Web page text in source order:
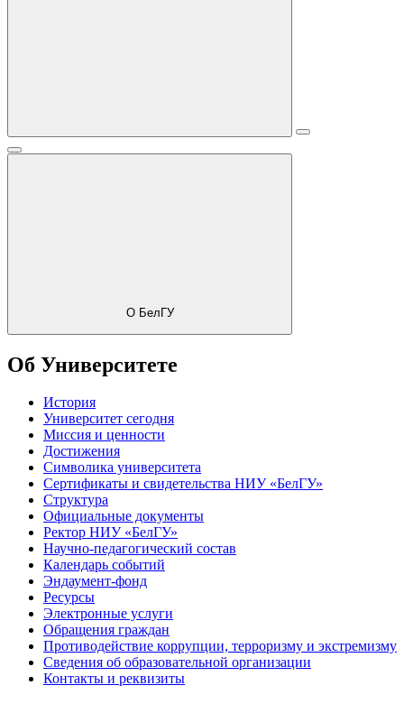
О БелГУ
Об Университете
История
Университет сегодня
Миссия и ценности
Достижения
Символика университета
Сертификаты и свидетельства НИУ «БелГУ»
Структура
Официальные документы
Ректор НИУ «БелГУ»
Научно-педагогический состав
Календарь событий
Эндаумент-фонд
Ресурсы
Электронные услуги
Обращения граждан
Противодействие коррупции, терроризму и экстремизму
Сведения об образовательной организации
Контакты и реквизиты